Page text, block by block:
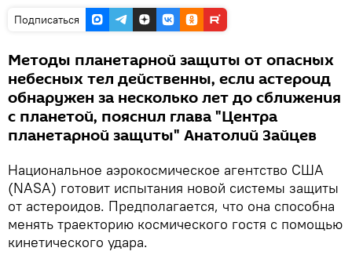
Подписаться
Методы планетарной защиты от опасных
небесных тел действенны, если астероид
обнаружен за несколько лет до сближения
с планетой, пояснил глава "Центра
планетарной защиты" Анатолий Зайцев
Национальное аэрокосмическое агентство США
(NASA) готовит испытания новой системы защиты
от астероидов. Предполагается, что она способна
менять траекторию космического гостя с помощью
кинетического удара.